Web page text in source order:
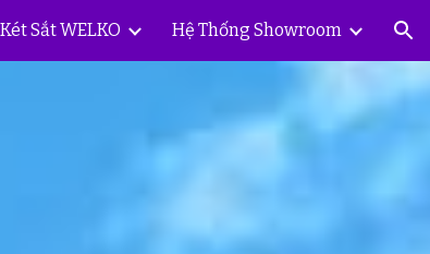
Sắt WELKO Hệ Thống Showroom